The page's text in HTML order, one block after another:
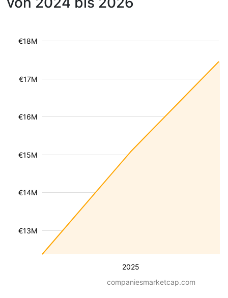
2025
€13M
€14M
€15M
€16M
€17M
€18M
companiesmarketcap.com